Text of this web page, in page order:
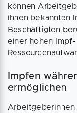
können
ihnen bekannten
Beschäftigten
einer hohen
Impfen
ermöglichen
Arbeitgeberinnen